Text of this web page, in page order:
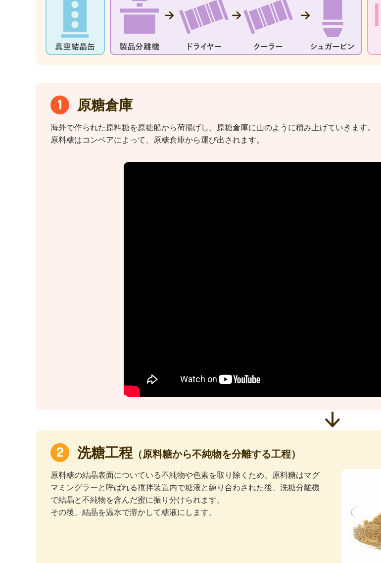
原糖倉庫
海外で作られた原料糖を原糖船から荷揚げし、原糖倉庫に山のように積み上げていきます。
原料糖はコンベアによって、原糖倉庫から運び出されます。
洗糖工程 （原料糖から不純物を分離する工程）
原料糖の結晶表面についている不純物や色素を取り除くため、原料糖はマグ
マミングラーと呼ばれる撹拌装置内で糖液と練り合わされた後、洗糖分離機
で結晶と不純物を含んだ蜜に振り分けられます。
その後、結晶を温水で溶かして糖液にします。